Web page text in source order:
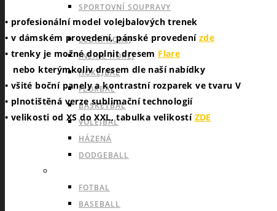
SPORTOVNÍ SOUPRAVY
INDOOROVÉ TÝMOVÉ SPORTY
LEDNÍ HOKEJ
INLINE HOKEJ
HOKEJBAL
FLORBAL
BASKETBAL
VOLEJBAL
HÁZENÁ
DODGEBALL
FOTBAL
BASEBALL
• profesionální model volejbalových trenek
• v dámském provedení, pánské provedení zde
• trenky je možné doplnit dresem Flare
nebo kterýmkoliv dresem dle naší nabídky
• všité boční panely a kontrastní rozparek ve tvaru V
• plnotištěná verze sublimační technologií
• velikosti od XS do XXL, tabulka velikostí ZDE